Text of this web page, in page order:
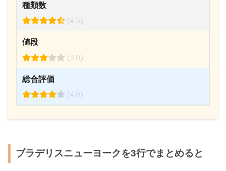
種類数
(4.5)
値段
(3.0)
総合評価
(4.0)
ブラデリスニューヨークを3行でまとめると